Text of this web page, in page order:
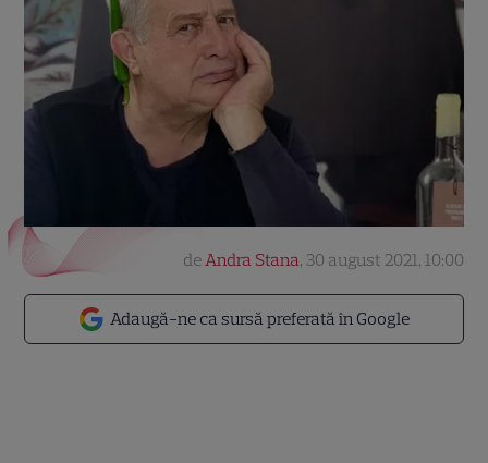
Adaugă-ne ca sursă preferată în Google
deAndra Stana, 30 august 2021, 10:00